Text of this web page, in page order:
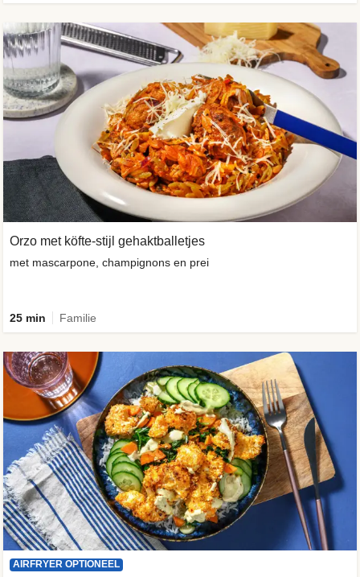
Orzo met köfte-stijl gehaktballetjes
met mascarpone, champignons en prei
25 min Familie
AIRFRYER OPTIONEEL